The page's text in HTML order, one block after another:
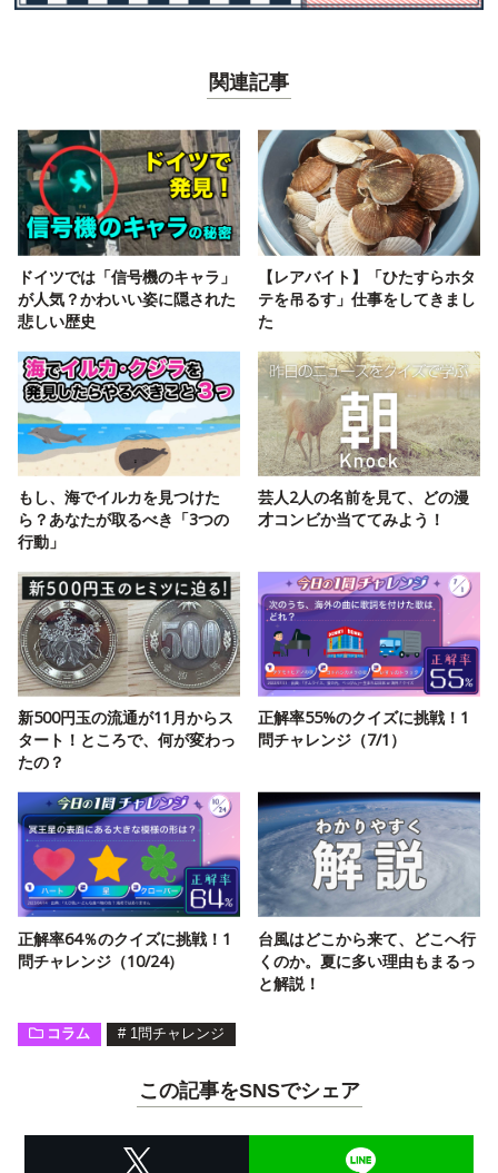
関連記事
ドイツでは「信号機のキャラ」
が人気？かわいい姿に隠された
悲しい歴史
【レアバイト】「ひたすらホタ
テを吊るす」仕事をしてきまし
た
もし、海でイルカを見つけた
ら？あなたが取るべき「3つの
行動」
芸人2人の名前を見て、どの漫
才コンビか当ててみよう！
新500円玉の流通が11月からス
タート！ところで、何が変わっ
たの？
正解率55%のクイズに挑戦！1
問チャレンジ（7/1）
正解率64％のクイズに挑戦！1
問チャレンジ（10/24）
台風はどこから来て、どこへ行
くのか。夏に多い理由もまるっ
と解説！
コラム # 1問チャレンジ
この記事をSNSでシェア